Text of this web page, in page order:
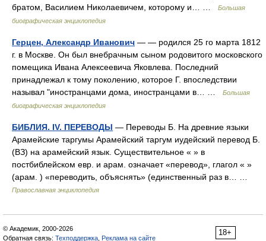
братом, Василием Николаевичем, которому и… …
Большая
биографическая энциклопедия
Герцен, Александр Иванович — — родился 25 го марта 1812
г. в Москве. Он был внебрачным сыном родовитого московского
помещика Ивана Алексеевича Яковлева. Последний
принадлежал к тому поколению, которое Г. впоследствии
называл "иностранцами дома, иностранцами в… …
Большая
биографическая энциклопедия
БИБЛИЯ. IV. ПЕРЕВОДЫ — Переводы Б. На древние языки
Арамейские таргумы Арамейский таргум иудейский перевод Б.
(ВЗ) на арамейский язык. Существительное « » в
постбиблейском евр. и арам. означает «перевод», глагол « »
(арам. ) «переводить, объяснять» (единственный раз в… …
Православная энциклопедия
18+
© Академик, 2000-2026
Обратная связь: Техподдержка Реклама на сайте